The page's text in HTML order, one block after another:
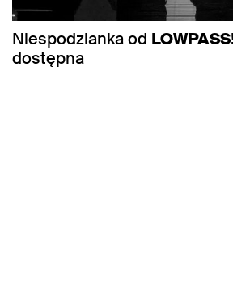
Niespodzianka od LOWPASS
dostępna